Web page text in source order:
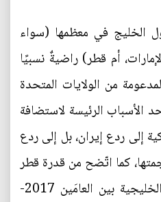
الخليج في معظمها (سواء
أم قطر) راضيةٌ نسبيًا
من الولايات المتحدة
الأسباب الرئيسة لاستضافة
إلى ردع إيران، بل إلى ردع
كما اتّضح من قدرة قطر
على الصمود خلال الأزمة الخليجية بين العامَين 2017-